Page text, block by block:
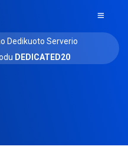
Dedikuoto Serverio
DEDICATED20